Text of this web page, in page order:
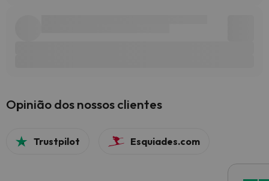
Opinião dos nossos clientes
Trustpilot Esquiades.com